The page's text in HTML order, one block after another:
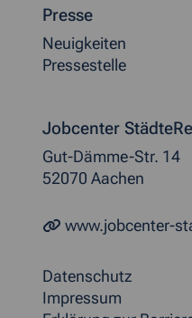
Presse
Neuigkeiten
Pressestelle
Jobcenter
Gut-Dämme-Str. 14
52070 Aachen
www.jobcenter-
Datenschutz
Impressum